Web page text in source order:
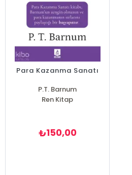
Para Kazanma Sanatı
P.T. Barnum
Ren Kitap
₺150,00